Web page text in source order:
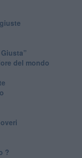
del mondo
?